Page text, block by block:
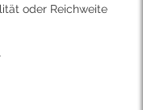
oder Reichweite